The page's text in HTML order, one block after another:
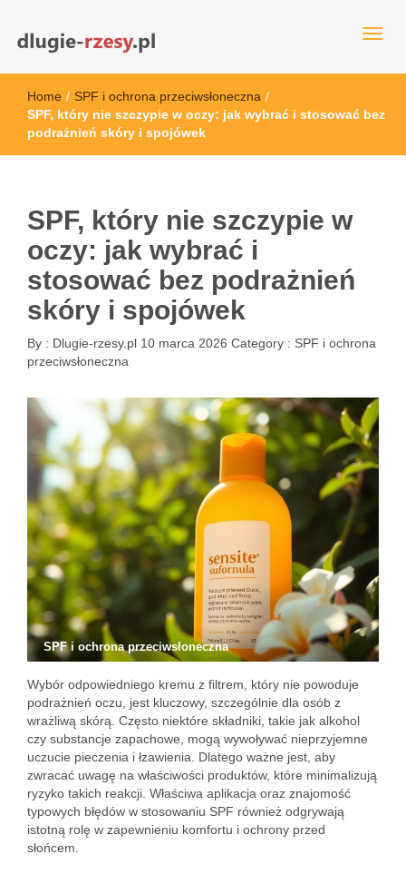
dlugie-rzesy.pl
Home / SPF i ochrona przeciwsłoneczna /
SPF, który nie szczypie w oczy: jak wybrać i stosować bez
podrażnień skóry i spojówek
SPF, który nie szczypie w
oczy: jak wybrać i
stosować bez podrażnień
skóry i spojówek
By : Dlugie-rzesy.pl 10 marca 2026 Category : SPF i ochrona
przeciwsłoneczna
SPF i ochrona przeciwsłoneczna
Wybór odpowiedniego kremu z filtrem, który nie powoduje
podrażnień oczu, jest kluczowy, szczególnie dla osób z
wrażliwą skórą. Często niektóre składniki, takie jak alkohol
czy substancje zapachowe, mogą wywoływać nieprzyjemne
uczucie pieczenia i łzawienia. Dlatego ważne jest, aby
zwracać uwagę na właściwości produktów, które minimalizują
ryzyko takich reakcji. Właściwa aplikacja oraz znajomość
typowych błędów w stosowaniu SPF również odgrywają
istotną rolę w zapewnieniu komfortu i ochrony przed
słońcem.